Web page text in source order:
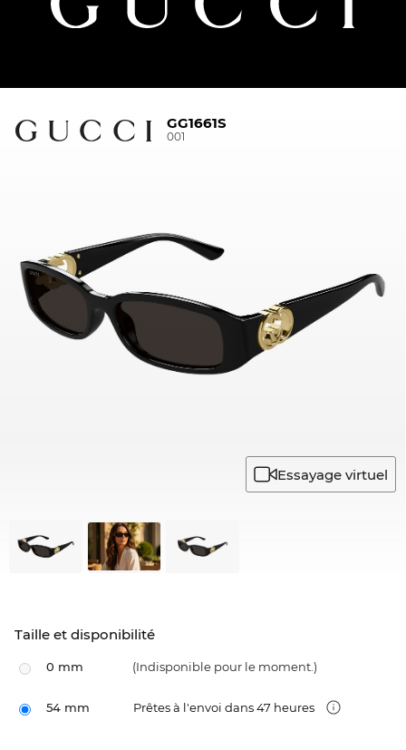
GG1661S
001
Essayage virtuel
Taille et disponibilité
0 mm (Indisponible pour le moment.)
54 mm Prêtes à l'envoi dans 47 heures